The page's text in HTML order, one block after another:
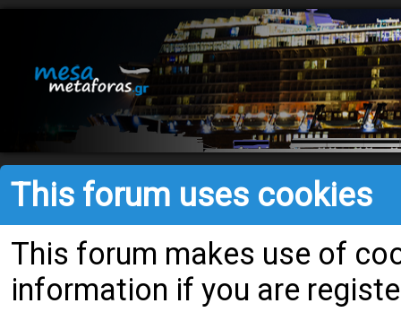
This forum uses cookies
This forum makes use of
information if you are